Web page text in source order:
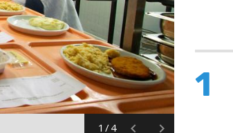
1/4
1